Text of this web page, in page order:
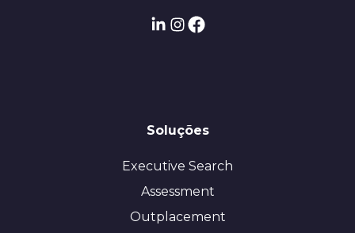
Soluções
Executive Search
Assessment
Outplacement